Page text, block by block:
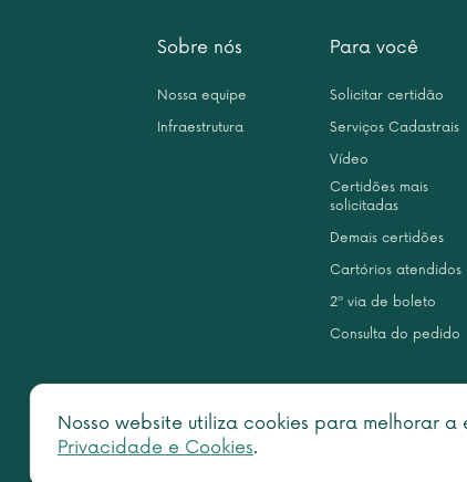
Nosso website utiliza cookies para melhorar a
Privacidade e Cookies.
Sobre nós
Nossa equipe
Infraestrutura
Para você
Solicitar certidão
Serviços Cadastrais
Vídeo
Certidões mais
solicitadas
Demais certidões
Cartórios atendidos
2ª via de boleto
Consulta do pedido